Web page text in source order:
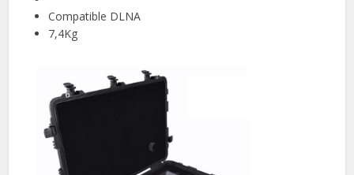
Compatible DLNA
7,4Kg